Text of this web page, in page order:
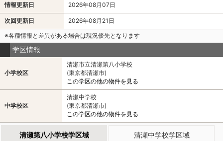
情報更新日 2026年08月07日
次回更新日
2026年08月21日
※各種情報と差異がある場合は現況優先となります
学区情報
小学校区
清瀬市立清瀬第八小学校
(東京都清瀬市)
この学区の他の物件を見る
中学校区
清瀬中学校
(東京都清瀬市)
この学区の他の物件を見る
清瀬第八小学校学区域 清瀬中学校学区域